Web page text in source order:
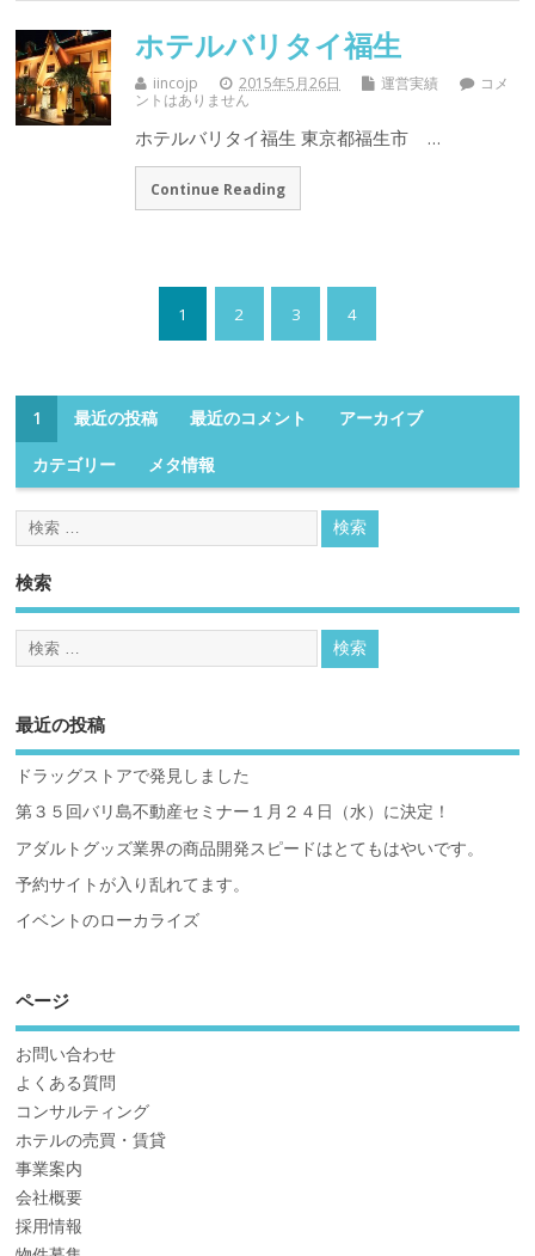
ホテルバリタイ福生
iincojp 2015年5月26日 運営実績
コメ
ントはありません
ホテルバリタイ福生 東京都福生市 …
Continue Reading
1 2 3 4
1 最近の投稿 最近のコメント アーカイブ
カテゴリー メタ情報
検索
最近の投稿
ドラッグストアで発見しました
第３５回バリ島不動産セミナー１月２４日（水）に決定！
アダルトグッズ業界の商品開発スピードはとてもはやいです。
予約サイトが入り乱れてます。
イベントのローカライズ
ページ
お問い合わせ
よくある質問
コンサルティング
ホテルの売買・賃貸
事業案内
会社概要
採用情報